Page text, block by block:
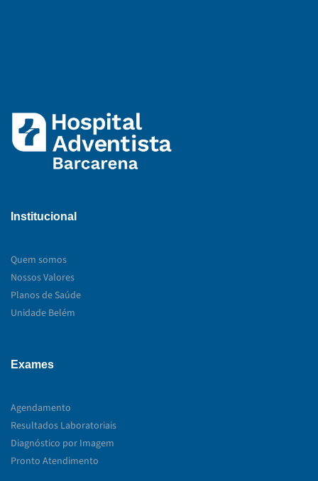
Institucional
Quem somos
Nossos Valores
Planos de Saúde
Unidade Belém
Exames
Agendamento
Resultados Laboratoriais
Diagnóstico por Imagem
Pronto Atendimento